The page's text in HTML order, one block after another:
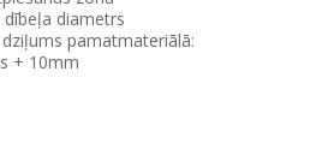
diametrs
pamatmateriālā:
+ 10mm